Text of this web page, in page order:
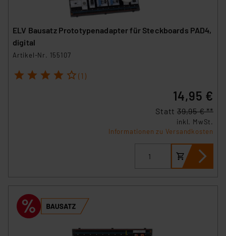
ELV Bausatz Prototypenadapter für Steckboards PAD4,
digital
Artikel-Nr. 155107
1 2 3 4 5 (1)
14,95 €
Statt 39,95 € **
inkl. MwSt.
Informationen zu Versandkosten